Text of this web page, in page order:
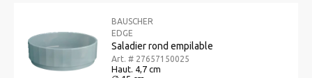
BAUSCHER
EDGE
Saladier rond empilable
Art. # 27657150025
Haut. 4,7 cm